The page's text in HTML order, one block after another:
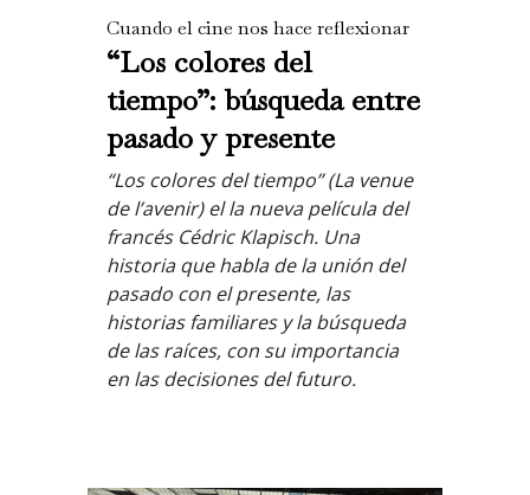
Cuando el cine nos hace reflexionar
“Los colores del
tiempo”: búsqueda entre
pasado y presente
“Los colores del tiempo” (La venue
de l’avenir) el la nueva película del
francés Cédric Klapisch. Una
historia que habla de la unión del
pasado con el presente, las
historias familiares y la búsqueda
de las raíces, con su importancia
en las decisiones del futuro.